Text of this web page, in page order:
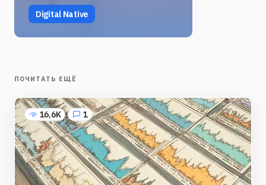
Digital Native
ПОЧИТАТЬ ЕЩЁ
16,6K 1